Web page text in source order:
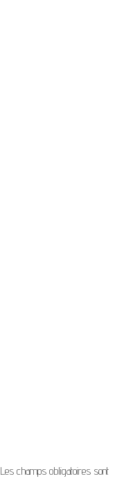
Les champs obligatoires sont